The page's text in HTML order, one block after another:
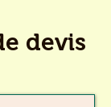
devis